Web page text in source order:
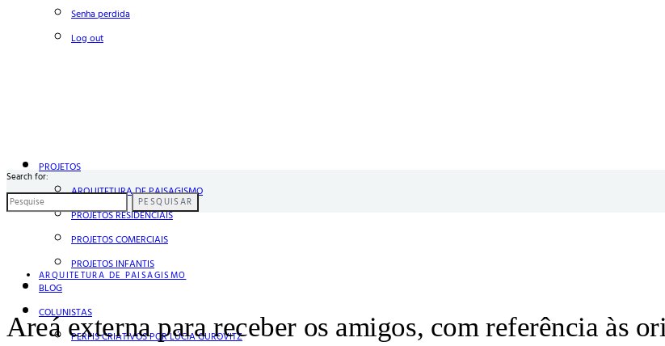
Senha perdida
Log out
PROJETOS
ARQUITETURA DE PAISAGISMO
PROJETOS RESIDENCIAIS
PROJETOS COMERCIAIS
PROJETOS INFANTIS
BLOG
COLUNISTAS
PERFIS CRIATIVOS POR LÚCIA GUROVITZ
Search for:
PESQUISAR
ARQUITETURA DE PAISAGISMO
Areá externa para receber os amigos, com referência às